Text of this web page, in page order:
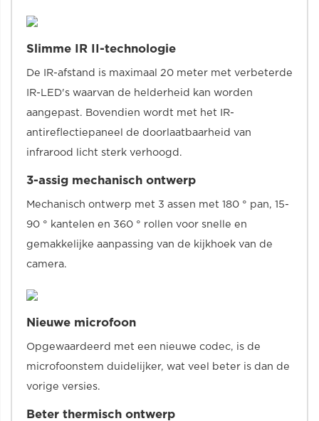
Slimme IR II-technologie
De IR-afstand is maximaal 20 meter met verbeterde
IR-LED's waarvan de helderheid kan worden
aangepast. Bovendien wordt met het IR-
antireflectiepaneel de doorlaatbaarheid van
infrarood licht sterk verhoogd.
3-assig mechanisch ontwerp
Mechanisch ontwerp met 3 assen met 180 ° pan, 15-
90 ° kantelen en 360 ° rollen voor snelle en
gemakkelijke aanpassing van de kijkhoek van de
camera.
Nieuwe microfoon
Opgewaardeerd met een nieuwe codec, is de
microfoonstem duidelijker, wat veel beter is dan de
vorige versies.
Beter thermisch ontwerp